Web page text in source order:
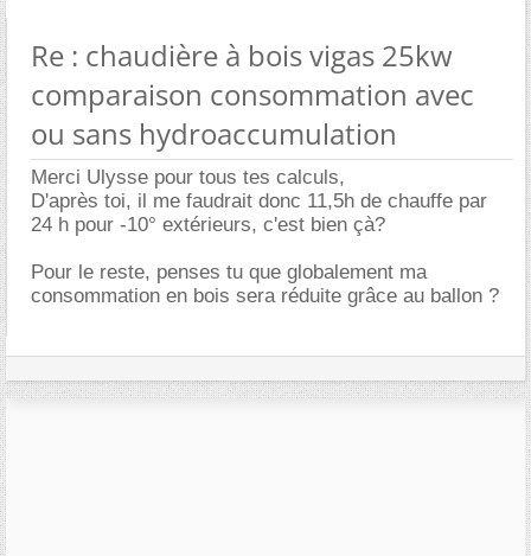
Re : chaudière à bois vigas 25kw
comparaison consommation avec
ou sans hydroaccumulation
Merci Ulysse pour tous tes calculs,
D'après toi, il me faudrait donc 11,5h de chauffe par
24 h pour -10° extérieurs, c'est bien çà?
Pour le reste, penses tu que globalement ma
consommation en bois sera réduite grâce au ballon ?